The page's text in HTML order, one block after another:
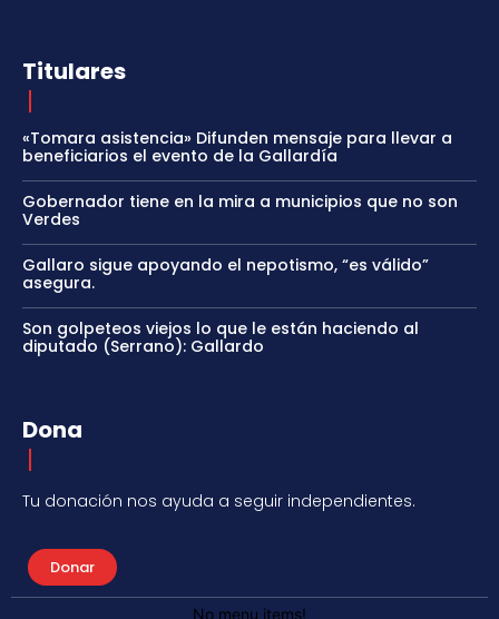
Titulares
«Tomara asistencia» Difunden mensaje para llevar a
beneficiarios el evento de la Gallardía
Gobernador tiene en la mira a municipios que no son
Verdes
Gallaro sigue apoyando el nepotismo, “es válido”
asegura.
Son golpeteos viejos lo que le están haciendo al
diputado (Serrano): Gallardo
Dona
Tu donación nos ayuda a seguir independientes.
Donar
No menu items!